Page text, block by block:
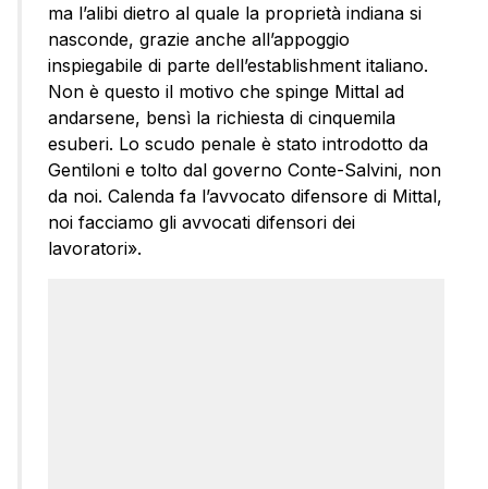
ma l’alibi dietro al quale la proprietà indiana si
nasconde, grazie anche all’appoggio
inspiegabile di parte dell’establishment italiano.
Non è questo il motivo che spinge Mittal ad
andarsene, bensì la richiesta di cinquemila
esuberi. Lo scudo penale è stato introdotto da
Gentiloni e tolto dal governo Conte-Salvini, non
da noi. Calenda fa l’avvocato difensore di Mittal,
noi facciamo gli avvocati difensori dei
lavoratori».